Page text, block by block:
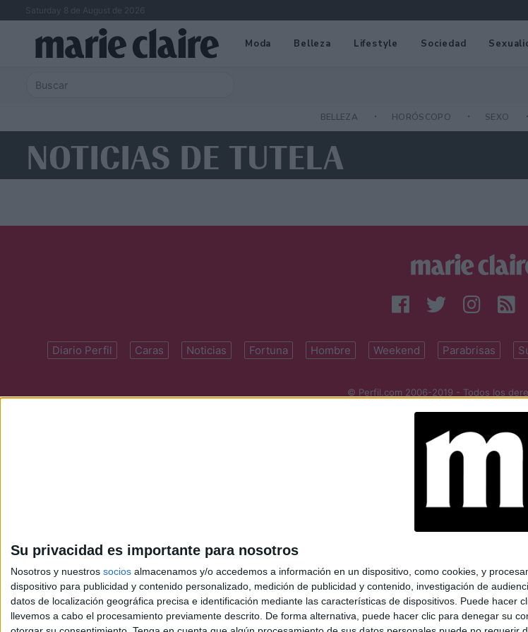
Su privacidad es importante para nosotros
Nosotros y nuestros socios almacenamos y/o accedemos a información en un dispositivo, como cookies, y
dispositivo para publicidad y contenido personalizado, medición de publicidad y contenido, investigación de
datos de localización geográfica precisa e identificación mediante las características de dispositivos. Puede
llevemos a cabo el procesamiento previamente descrito. De forma alternativa, puede hacer clic para denegar su
Saturday 8 de August de 2026
Moda Belleza Lifestyle Sociedad
BELLEZA HORÓSCOPO SEXO
NOTICIAS DE TUTELA
Diario Perfil Caras Noticias Fortuna Hombre Weekend Parabrisas
© Perfil.com 2006-2019 - Todos los
perfilcom@perfil.com| Propietario: